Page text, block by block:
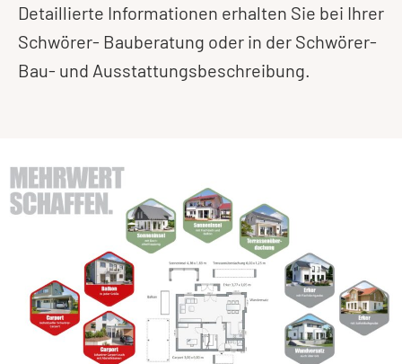
Detaillierte Informationen erhalten Sie bei Ihrer
Schwörer- Bauberatung oder in der Schwörer-
Bau- und Ausstattungsbeschreibung.